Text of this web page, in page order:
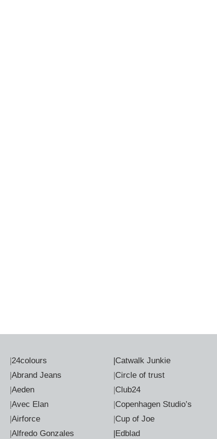
24colours
Abrand Jeans
Aeden
Avec Elan
Airforce
Alfredo Gonzales
Catwalk Junkie
Circle of trust
Club24
Copenhagen Studio’s
Cup of Joe
|Edblad